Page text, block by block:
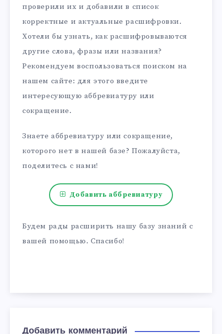
проверили их и добавили в список
корректные и актуальные расшифровки.
Хотели бы узнать, как расшифровываются
другие слова, фразы или названия?
Рекомендуем воспользоваться поиском на
нашем сайте: для этого введите
интересующую аббревиатуру или
сокращение.
Знаете аббревиатуру или сокращение,
которого нет в нашей базе? Пожалуйста,
поделитесь с нами!
Добавить аббревиатуру
Будем рады расширить нашу базу знаний с
вашей помощью. Спасибо!
Добавить комментарий